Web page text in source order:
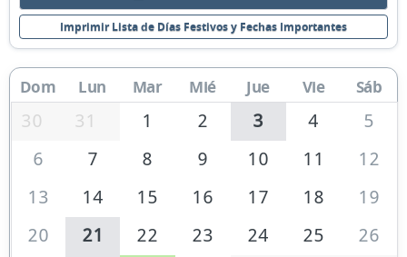
Imprimir Lista de Días Festivos y Fechas Importantes
Dom Lun Mar Mié Jue Vie Sáb
30 31 1 2 3 4
5
6
7 8 9 10 11
12
13
14 15 16 17 18
19
20
21 22 23 24 25
26